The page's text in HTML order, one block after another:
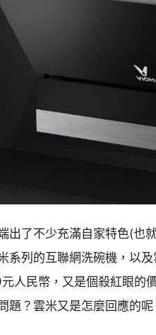
出了不少充滿自家特色(也
系列的互聯網洗碗機，以
人民幣，又是個殺紅眼的
題？雲米又是怎麼回應的呢